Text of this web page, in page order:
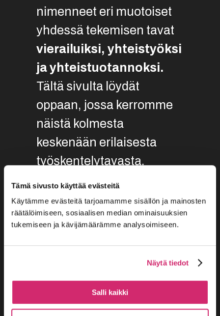
Tämä sivusto käyttää evästeitä
Käytämme evästeitä tarjoamamme sisällön ja mainosten
räätälöimiseen, sosiaalisen median ominaisuuksien
tukemiseen ja kävijämäärämme analysoimiseen.
Näytä tiedot
Salli kaikki
nimenneet eri muotoiset
yhdessä tekemisen tavat
vierailuiksi, yhteistyöksi
ja yhteistuotannoksi.
Tältä sivulta löydät
oppaan, jossa kerromme
näistä kolmesta
keskenään erilaisesta
työskentelytavasta.
Tämä opas on kirjoitettu
taide- ja teatterikentän
ammattilaistahoja varten:
kulurakenteita sekä
vastamaan kysymyksiin,